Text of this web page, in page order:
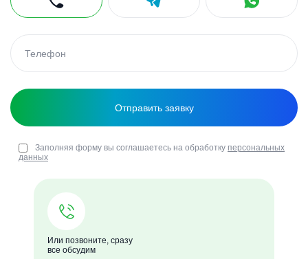
Или позвоните, сразу
все обсудим
Заполняя форму вы соглашаетесь на обработку персональных
данных